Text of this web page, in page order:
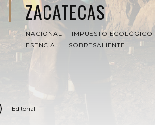
ZACATECAS
NACIONAL IMPUESTO ECOLÓGICO
ESENCIAL
SOBRESALIENTE
Editorial